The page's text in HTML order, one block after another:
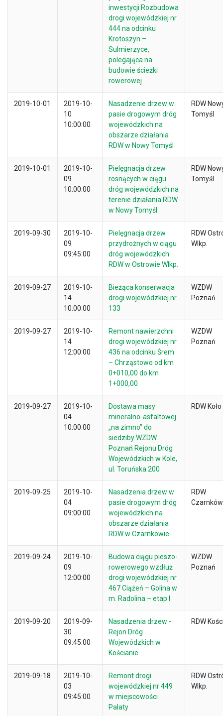
inwestycji:Rozbudowa
drogi wojewódzkiej nr
444 na odcinku
Krotoszyn –
Sulmierzyce,
polegająca na
budowie ścieżki
rowerowej
2019-10-01
2019-10-
10
10:00:00
Nasadzenie drzew w
pasie drogowym dróg
wojewódzkich na
obszarze działania
RDW w Nowy Tomyśl
RDW
Tomyśl
2019-10-01
2019-10-
09
10:00:00
Pielęgnacja drzew
rosnących w ciągu
dróg wojewódzkich na
terenie działania RDW
w Nowy Tomyśl
RDW
Tomyśl
2019-09-30
2019-10-
09
09:45:00
Pielęgnacja drzew
przydrożnych w ciągu
dróg wojewódzkich
RDW w Ostrowie Wlkp.
RDW
Wlkp.
2019-09-27
2019-10-
14
10:00:00
Bieżąca konserwacja
drogi wojewódzkiej nr
133
WZDW
Poznań
2019-09-27
2019-10-
14
12:00:00
Remont nawierzchni
drogi wojewódzkiej nr
436 na odcinku Śrem
– Chrząstowo od km
0+010,00 do km
1+000,00
WZDW
Poznań
2019-09-27
2019-10-
04
10:00:00
Dostawa masy
mineralno-asfaltowej
„na zimno” do
siedziby WZDW
Poznań Rejonu Dróg
Wojewódzkich w Kole,
ul. Toruńska 200
RDW Koło
2019-09-25
2019-10-
04
09:00:00
Nasadzenia drzew w
pasie drogowym dróg
wojewódzkich na
obszarze działania
RDW w Czarnkowie
RDW
Czarnków
2019-09-24
2019-10-
09
12:00:00
Budowa ciągu pieszo-
rowerowego wzdłuż
drogi wojewódzkiej nr
467 Ciążeń – Golina w
m. Radolina – etap I
WZDW
Poznań
2019-09-20
2019-09-
30
09:45:00
Nasadzenia drzew -
Rejon Dróg
Wojewódzkich w
Kościanie
RDW
2019-09-18
2019-10-
03
09:45:00
Remont drogi
wojewódzkiej nr 449
w miejscowości
Palaty
RDW
Wlkp.